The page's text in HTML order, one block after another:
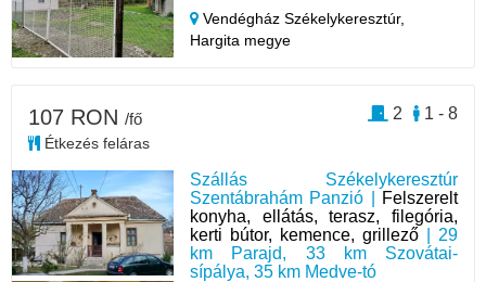
Vendégház Székelykeresztúr,
Hargita megye
Szállás Székelykeresztúr
Szentábrahám Panzió |
Felszerelt
konyha, ellátás, terasz, filegória,
kerti bútor, kemence, grillező | 29
km Parajd, 33 km Szovátai-
sípálya, 35 km Medve-tó
107 RON /fő
Étkezés feláras
1 - 8
2